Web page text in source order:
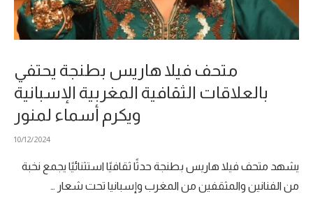
متحف فيلا هاريس بطنجة يحتفي
بالعلاقات الثقافية المغربية الإسبانية
ويكرم أسماء لمنور
10/12/2024
يشهد متحف فيلا هاريس بطنجة حدثًا ثقافيًا استثنائيًا يجمع نخبة
من الفنانين والمثقفين من المغرب وإسبانيا تحت شعار …